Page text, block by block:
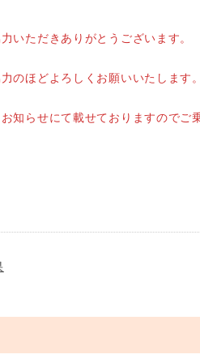
いただきありがとうございます。
のほどよろしくお願いいたします。
知らせにて載せておりますので